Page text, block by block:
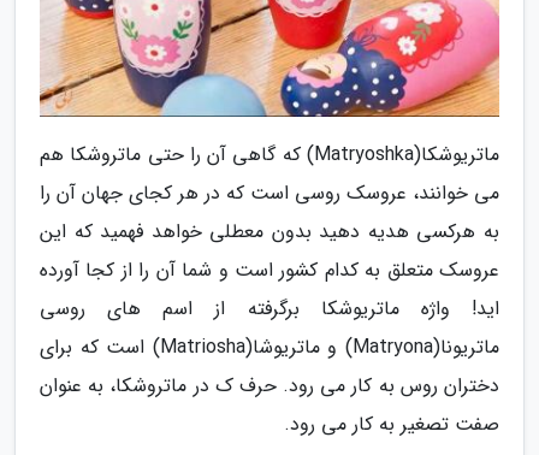
ماتریوشکا(Matryoshka) که گاهی آن را حتی ماتروشکا هم
می خوانند، عروسک روسی است که در هر کجای جهان آن را
به هرکسی هدیه دهید بدون معطلی خواهد فهمید که این
عروسک متعلق به کدام کشور است و شما آن را از کجا آورده
اید! واژه ماتریوشکا برگرفته از اسم های روسی
ماتریونا(Matryona) و ماتریوشا(Matriosha) است که برای
دختران روس به کار می رود. حرف ک در ماتروشکا، به عنوان
صفت تصغیر به کار می رود.